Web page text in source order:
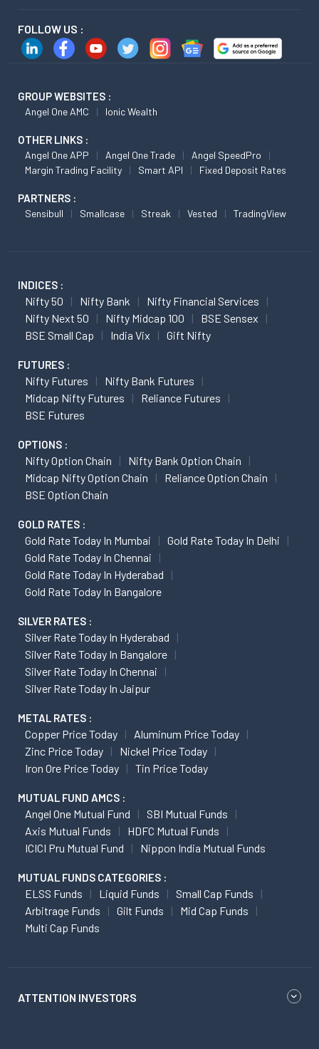
FOLLOW US :
GROUP WEBSITES :
Angel One AMC Ionic Wealth
OTHER LINKS :
Angel One APP Angel One Trade
Angel SpeedPro
Margin Trading Facility
Smart API Fixed Deposit Rates
PARTNERS :
Sensibull Smallcase Streak Vested TradingView
INDICES :
Nifty 50 Nifty Bank
Nifty Financial Services
Nifty Next 50
Nifty Midcap 100
BSE Sensex
BSE Small Cap
India Vix Gift Nifty
FUTURES :
Nifty Futures
Nifty Bank Futures
Midcap Nifty Futures
Reliance Futures
BSE Futures
OPTIONS :
Nifty Option Chain
Nifty Bank Option Chain
Midcap Nifty Option Chain
Reliance Option Chain
BSE Option Chain
GOLD RATES :
Gold Rate Today In Mumbai
Gold Rate Today In Delhi
Gold Rate Today In Chennai
Gold Rate Today In Hyderabad
Gold Rate Today In Bangalore
SILVER RATES :
Silver Rate Today In Hyderabad
Silver Rate Today In Bangalore
Silver Rate Today In Chennai
Silver Rate Today In Jaipur
METAL RATES :
Copper Price Today
Aluminum Price Today
Zinc Price Today
Nickel Price Today
Iron Ore Price Today
Tin Price Today
MUTUAL FUND AMCS :
Angel One Mutual Fund
SBI Mutual Funds
Axis Mutual Funds
HDFC Mutual Funds
ICICI Pru Mutual Fund
Nippon India Mutual Funds
MUTUAL FUNDS CATEGORIES :
ELSS Funds Liquid Funds
Small Cap Funds
Arbitrage Funds
Gilt Funds
Mid Cap Funds
Multi Cap Funds
ATTENTION INVESTORS